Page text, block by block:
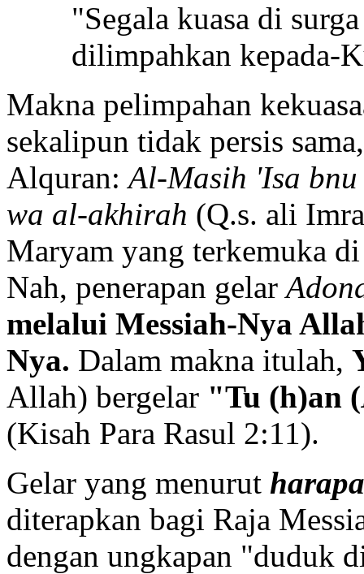
"Segala kuasa di
dilimpahkan kepada-
Makna pelimpahan
sekalipun tidak persis
Alquran:Al-Masih 'Isa
wa al-akhirah (Q.s. ali
Maryam yang terkemuka
Nah, penerapan gelar
melalui Messiah-Nya
Nya. Dalam makna itulah,
Allah) bergelar "Tu (h)an (
(Kisah Para Rasul 2:11).
Gelar yang menurut
diterapkan bagi Raja
dengan ungkapan "duduk